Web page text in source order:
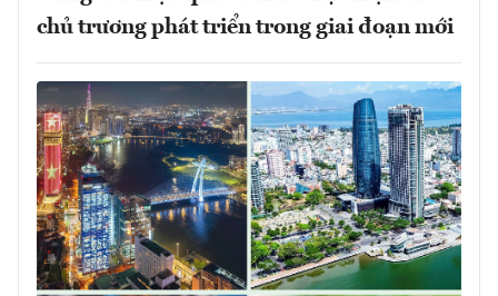
chủ trương phát triển trong giai đoạn mới